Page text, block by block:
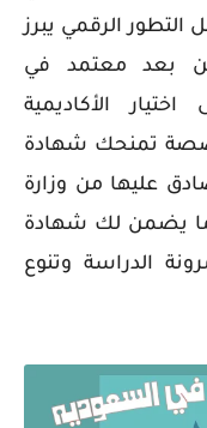
التطور الرقمي يبرز
بعد معتمد في
الأكاديمية
تمنحك شهادة
عليها من وزارة
يضمن لك شهادة
الدراسة وتنوع